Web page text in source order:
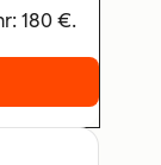
180 €.